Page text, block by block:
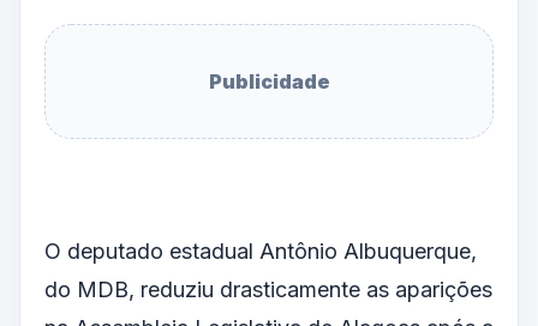
Publicidade
O deputado estadual Antônio Albuquerque,
do MDB, reduziu drasticamente as aparições